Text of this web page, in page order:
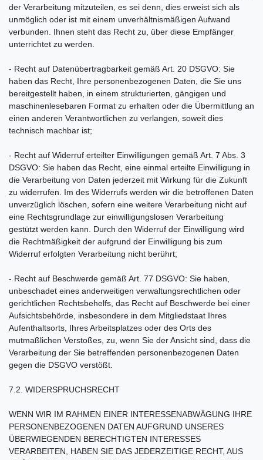
der Verarbeitung mitzuteilen, es sei denn, dies erweist sich als
unmöglich oder ist mit einem unverhältnismäßigen Aufwand
verbunden. Ihnen steht das Recht zu, über diese Empfänger
unterrichtet zu werden.
- Recht auf Datenübertragbarkeit gemäß Art. 20 DSGVO: Sie
haben das Recht, Ihre personenbezogenen Daten, die Sie uns
bereitgestellt haben, in einem strukturierten, gängigen und
maschinenlesebaren Format zu erhalten oder die Übermittlung an
einen anderen Verantwortlichen zu verlangen, soweit dies
technisch machbar ist;
- Recht auf Widerruf erteilter Einwilligungen gemäß Art. 7 Abs. 3
DSGVO: Sie haben das Recht, eine einmal erteilte Einwilligung in
die Verarbeitung von Daten jederzeit mit Wirkung für die Zukunft
zu widerrufen. Im des Widerrufs werden wir die betroffenen Daten
unverzüglich löschen, sofern eine weitere Verarbeitung nicht auf
eine Rechtsgrundlage zur einwilligungslosen Verarbeitung
gestützt werden kann. Durch den Widerruf der Einwilligung wird
die Rechtmäßigkeit der aufgrund der Einwilligung bis zum
Widerruf erfolgten Verarbeitung nicht berührt;
- Recht auf Beschwerde gemäß Art. 77 DSGVO: Sie haben,
unbeschadet eines anderweitigen verwaltungsrechtlichen oder
gerichtlichen Rechtsbehelfs, das Recht auf Beschwerde bei einer
Aufsichtsbehörde, insbesondere in dem Mitgliedstaat Ihres
Aufenthaltsorts, Ihres Arbeitsplatzes oder des Orts des
mutmaßlichen Verstoßes, zu, wenn Sie der Ansicht sind, dass die
Verarbeitung der Sie betreffenden personenbezogenen Daten
gegen die DSGVO verstößt.
7.2. WIDERSPRUCHSRECHT
WENN WIR IM RAHMEN EINER INTERESSENABWÄGUNG IHRE
PERSONENBEZOGENEN DATEN AUFGRUND UNSERES
ÜBERWIEGENDEN BERECHTIGTEN INTERESSES
VERARBEITEN, HABEN SIE DAS JEDERZEITIGE RECHT, AUS